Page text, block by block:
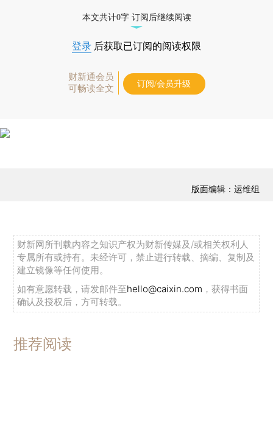
本文共计0字 订阅后继续阅读
登录 后获取已订阅的阅读权限
财新通会员
可畅读全文
订阅/会员升级
版面编辑：运维组
财新网所刊载内容之知识产权为财新传媒及/或相关权利人
专属所有或持有。未经许可，禁止进行转载、摘编、复制及
建立镜像等任何使用。
如有意愿转载，请发邮件至hello@caixin.com ，获得书面
确认及授权后，方可转载。
推荐阅读